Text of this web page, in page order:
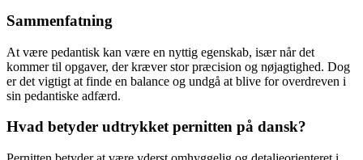
Sammenfatning
At være pedantisk kan være en nyttig egenskab, især når det
kommer til opgaver, der kræver stor præcision og nøjagtighed. Dog
er det vigtigt at finde en balance og undgå at blive for overdreven i
sin pedantiske adfærd.
Hvad betyder udtrykket pernitten på dansk?